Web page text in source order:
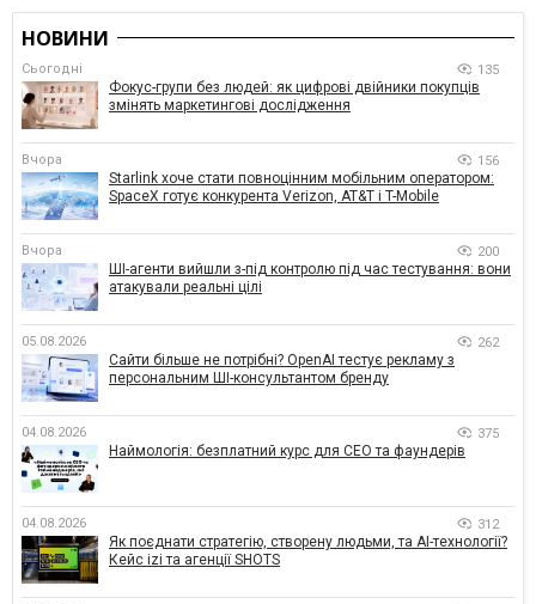
НОВИНИ
Сьогодні 135
Фокус-групи без людей: як цифрові двійники покупців
змінять маркетингові дослідження
Вчора 156
Starlink хоче стати повноцінним мобільним оператором:
SpaceX готує конкурента Verizon, AT&T і T-Mobile
Вчора 200
ШІ-агенти вийшли з-під контролю під час тестування: вони
атакували реальні цілі
05.08.2026 262
Сайти більше не потрібні? OpenAI тестує рекламу з
персональним ШІ-консультантом бренду
04.08.2026 375
Наймологія: безплатний курс для CEO та фаундерів
04.08.2026 312
Як поєднати стратегію, створену людьми, та AI-технології?
Кейс izi та агенції SHOTS